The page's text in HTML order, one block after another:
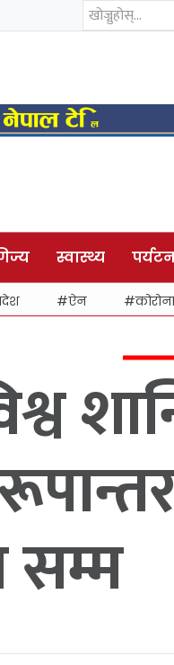
स्वास्थ्य
ऐन कोरोना